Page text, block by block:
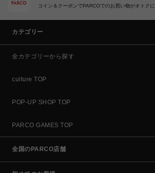
コイン＆クーポンでPARCOでのお買い物がオトクに
カテゴリー
全カテゴリーから探す
culture TOP
POP-UP SHOP TOP
PARCO GAMES TOP
全国のPARCO店舗